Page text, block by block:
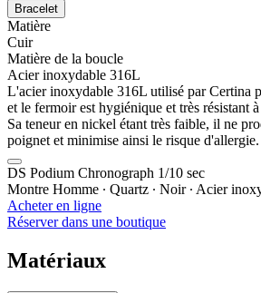
Bracelet
Matière
Cuir
Matière de la boucle
Acier inoxydable 316L
L'acier inoxydable 316L utilisé par Certina
et le fermoir est hygiénique et très résistant
Sa teneur en nickel étant très faible, il ne
poignet et minimise ainsi le risque d'allergie.
DS Podium Chronograph 1/10 sec
Montre Homme ∙ Quartz ∙ Noir ∙ Acier
Acheter en ligne
Réserver dans une boutique
Matériaux